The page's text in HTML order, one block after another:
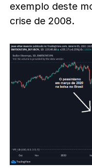
exemplo deste
crise de 2008.